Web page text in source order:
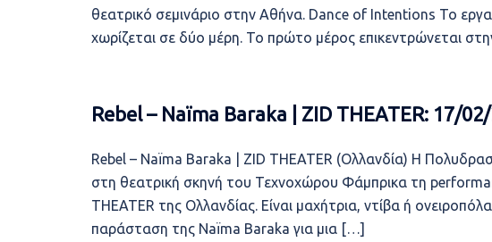
θεατρικό σεμινάριο στην Αθήνα. Dance of Intentions Το
χωρίζεται σε δύο μέρη. Το πρώτο μέρος επικεντρώνεται
Rebel – Naïma Baraka | ZID THEATER: 17/
Rebel – Naïma Baraka | ZID THEATER (Ολλανδία) Η
στη θεατρική σκηνή του Τεχνοχώρου Φάμπρικα τη
THEATER της Ολλανδίας. Είναι μαχήτρια, ντίβα ή
παράσταση της Naïma Baraka για μια […]